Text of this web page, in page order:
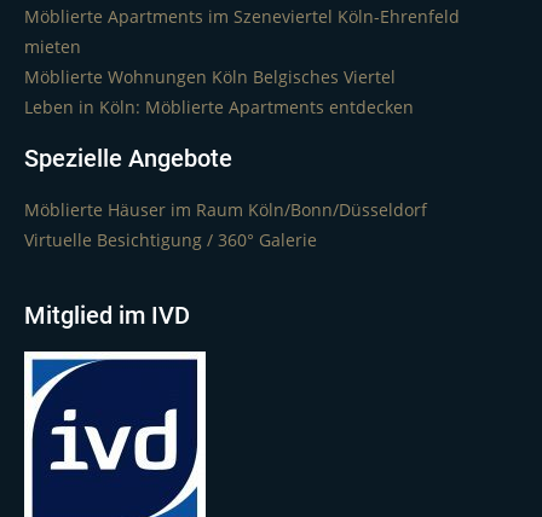
Möblierte Apartments im Szeneviertel Köln-Ehrenfeld
mieten
Möblierte Wohnungen Köln Belgisches Viertel
Leben in Köln: Möblierte Apartments entdecken
Spezielle Angebote
Möblierte Häuser im Raum Köln/Bonn/Düsseldorf
Virtuelle Besichtigung / 360° Galerie
Mitglied im IVD